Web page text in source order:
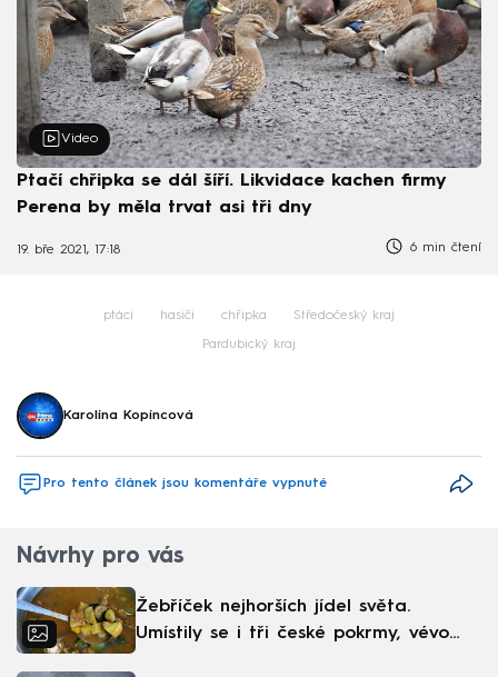
Video
Ptačí chřipka se dál šíří. Likvidace kachen firmy
Perena by měla trvat asi tři dny
19. bře 2021, 17:18 6 min čtení
ptáci hasiči chřipka Středočeský kraj
Pardubický kraj
Karolína Kopíncová
Pro tento článek jsou komentáře vypnuté
Návrhy pro vás
Žebříček nejhorších jídel světa.
Umístily se i tři české pokrmy, vévodí